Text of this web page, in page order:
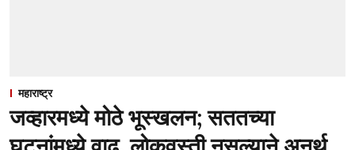
महाराष्ट्र
जव्हारमध्ये मोठे भूस्खलन; सततच्या